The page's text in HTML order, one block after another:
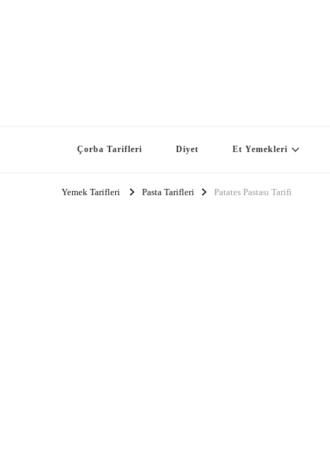
Çorba Tarifleri Diyet Et Yemekleri
Yemek Tarifleri Pasta Tarifleri Patates Pastası Tarifi